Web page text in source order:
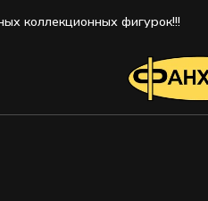
коллекционных фигурок!!!
коллекционных фигурок!!!